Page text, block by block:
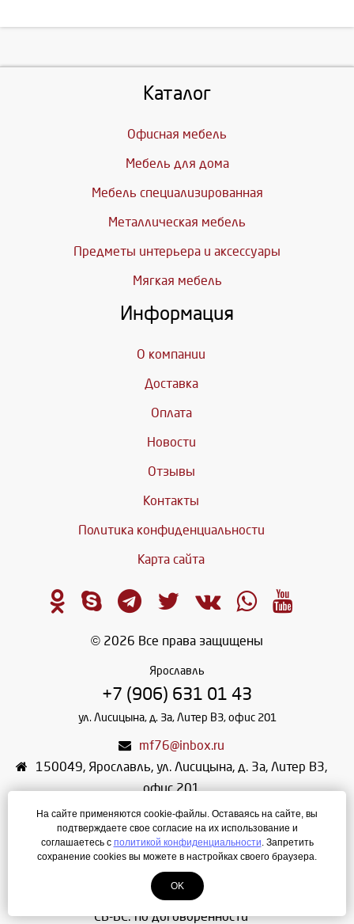
Каталог
Офисная мебель
Мебель для дома
Мебель специализированная
Металлическая мебель
Предметы интерьера и аксессуары
Мягкая мебель
Информация
О компании
Доставка
Оплата
Новости
Отзывы
Контакты
Политика конфиденциальности
Карта сайта
© 2026 Все права защищены
Ярославль
+7 (906) 631 01 43
ул. Лисицына, д. 3а, Литер В3, офис 201
mf76@inbox.ru
150049, Ярославль, ул. Лисицына, д. 3а, Литер В3,
офис 201
ООО МЕБЕЛЬНАЯ ФАБРИКА
ИНН: 7604192770
КПП: 760401001
ОГРН: 1107604018983
Режим работы: ПН-ПТ: 08:00 - 17:00
СБ-ВС: по договоренности
На сайте применяются cookie-файлы. Оставаясь на сайте, вы
подтверждаете свое согласие на их использование и
соглашаетесь с политикой конфиденциальности. Запретить
сохранение cookies вы можете в настройках своего браузера.
OK